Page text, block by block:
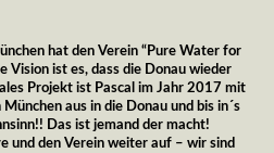
hat den Verein “Pure Water for
Vision ist es, dass die Donau wieder
Projekt ist Pascal im Jahr 2017 mit
aus in die Donau und bis in´s
Das ist jemand der macht!
und den Verein weiter auf – wir sind